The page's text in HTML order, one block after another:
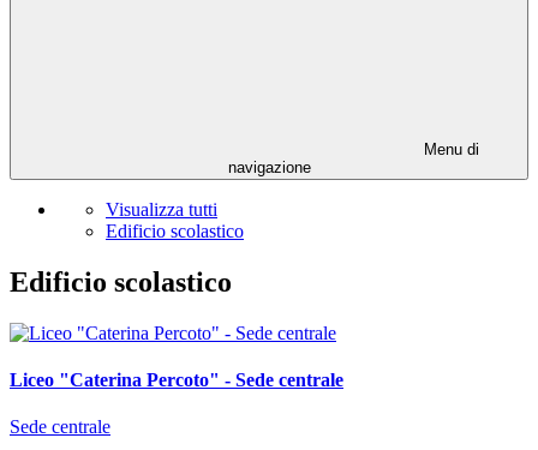
Menu di
navigazione
Visualizza tutti
Edificio scolastico
Edificio scolastico
Liceo "Caterina Percoto" - Sede centrale
Sede centrale